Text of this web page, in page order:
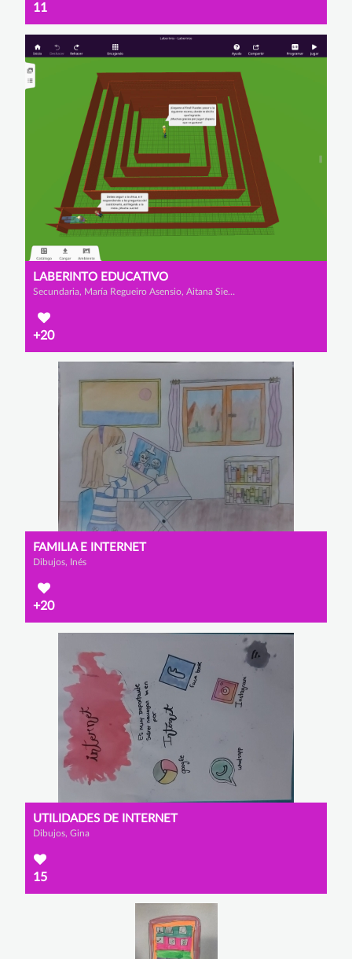
11
LABERINTO EDUCATIVO
Secundaria, María Regueiro Asensio, Aitana Sierra Ferreiro y Ana Regueiro Asensio
+20
FAMILIA E INTERNET
Dibujos, Inés
+20
UTILIDADES DE INTERNET
Dibujos, Gina
15